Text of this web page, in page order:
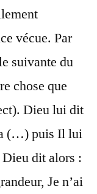
vécue. Par
suivante du
chose que
Dieu lui dit
(…) puis Il lui
dit alors :
Je n’ai